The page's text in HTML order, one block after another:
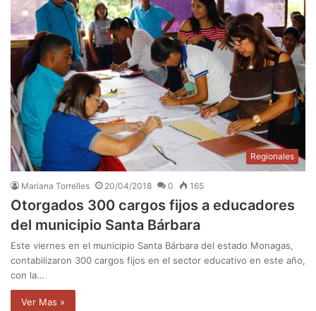
Regionales
Mariana Torrelles 20/04/2018 0 165
Otorgados 300 cargos fijos a educadores
del municipio Santa Bárbara
Este viernes en el municipio Santa Bárbara del estado Monagas,
contabilizaron 300 cargos fijos en el sector educativo en este año,
con la…
Ver Mas »